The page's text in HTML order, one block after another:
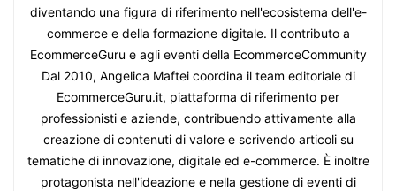
diventando una figura di riferimento nell'ecosistema dell'e-
commerce e della formazione digitale. Il contributo a
EcommerceGuru e agli eventi della EcommerceCommunity
Dal 2010, Angelica Maftei coordina il team editoriale di
EcommerceGuru.it, piattaforma di riferimento per
professionisti e aziende, contribuendo attivamente alla
creazione di contenuti di valore e scrivendo articoli su
tematiche di innovazione, digitale ed e-commerce. È inoltre
protagonista nell'ideazione e nella gestione di eventi di